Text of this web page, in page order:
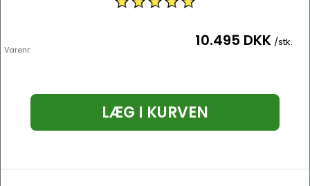
Varenr: 10.495 DKK /stk.
LÆG I KURVEN